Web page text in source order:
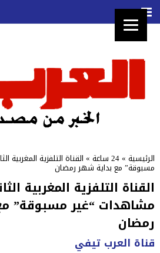
الرئيسية »24 ساعة »القناة التلفزية
مسبوقة” مع بداية شهر رمضان
القناة التلفزية المغربية
مشاهدات “غير مسبوقة”
رمضان
قناة العرب تيفي